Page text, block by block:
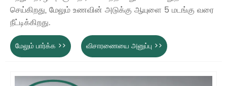
செய்கிறது, மேலும் உணவின் அடுக்கு ஆயுளை 5 மடங்கு வரை
நீட்டிக்கிறது.
மேலும் பார்க்க >> விசாரணையை அனுப்பு >>